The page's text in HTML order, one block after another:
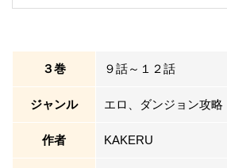
３巻 ９話～１２話
ジャンル エロ、ダンジョン攻略
作者 KAKERU